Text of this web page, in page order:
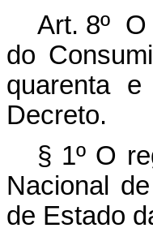
Art. 8º O
do
quarenta
Decreto.
§ 1º O
Nacional
de Estado